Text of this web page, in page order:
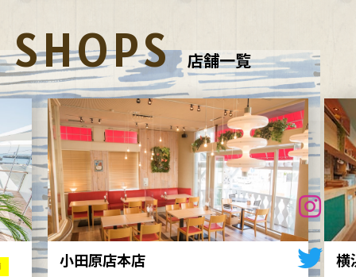
SHOPS 店舗一覧
小田原店本店 横